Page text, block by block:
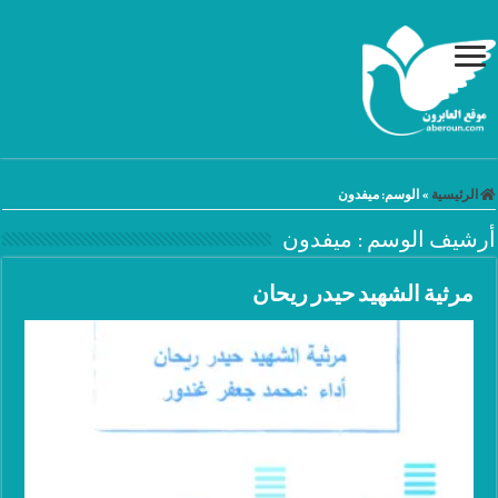
الرئيسية » الوسم:ميفدون
أرشيف الوسم : ميفدون
مرثية الشهيد حيدر ريحان